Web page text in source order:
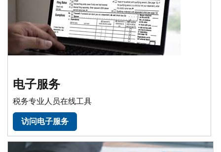
电子服务
税务专业人员在线工具
访问电子服务